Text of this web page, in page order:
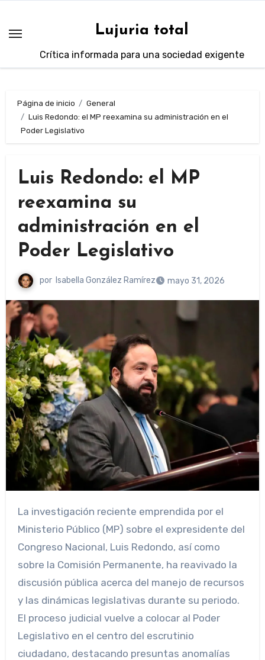
contenido
Lujuria total
Crítica informada para una sociedad exigente
Página de inicio
General
Luis Redondo: el MP reexamina su administración en el
Poder Legislativo
Luis Redondo: el MP
reexamina su
administración en el
Poder Legislativo
por Isabella González Ramírez mayo 31, 2026
La investigación reciente emprendida por el
Ministerio Público (MP) sobre el expresidente del
Congreso Nacional, Luis Redondo, así como
sobre la Comisión Permanente, ha reavivado la
discusión pública acerca del manejo de recursos
y las dinámicas legislativas durante su periodo.
El proceso judicial vuelve a colocar al Poder
Legislativo en el centro del escrutinio
ciudadano, destacando presuntas anomalías